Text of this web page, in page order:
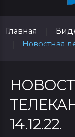
Главная
Новостная
14.12.22.